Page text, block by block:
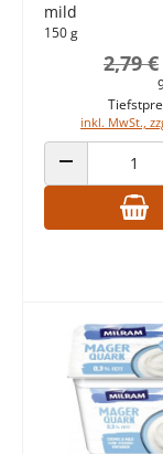
mild
150 g
2,79 €
inkl. MwSt.,
ANZAHL